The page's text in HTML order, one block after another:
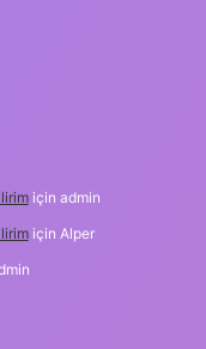
için admin
için Alper